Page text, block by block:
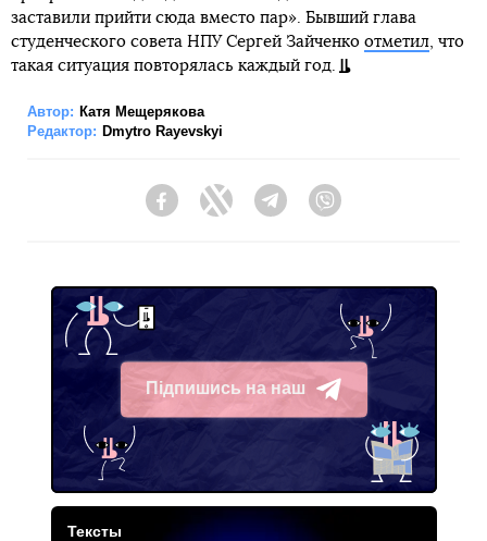
заставили прийти сюда вместо пар». Бывший глава
студенческого совета НПУ Сергей Зайченко отметил , что
такая ситуация повторялась каждый год.
Автор: Катя Мещерякова
Редактор: Dmytro Rayevskyi
FacebookTwitter Telegram
Підпишись на наш
Telegram
Тексты